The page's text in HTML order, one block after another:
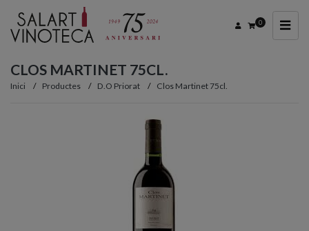
0
CLOS MARTINET 75CL.
Inici Productes D.O Priorat Clos Martinet 75cl.